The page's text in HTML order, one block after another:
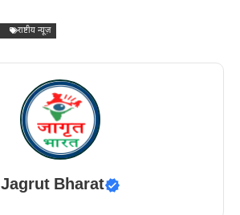
राष्टीय न्यूज़
Jagrut Bharat